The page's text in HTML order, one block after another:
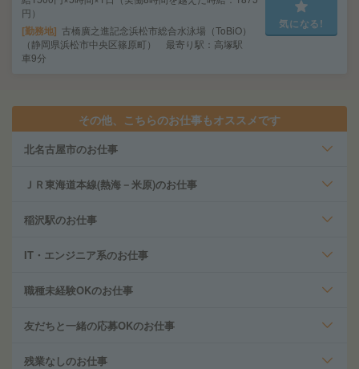
円）
勤務地
古橋廣之進記念浜松市総合水泳場（ToBiO）
（静岡県浜松市中央区篠原町） 最寄り駅：高塚駅
車9分
気になる!
その他、こちらのお仕事もオススメです
北名古屋市のお仕事
ＪＲ東海道本線(熱海－米原)のお仕事
稲沢駅のお仕事
IT・エンジニア系のお仕事
職種未経験OKのお仕事
友だちと一緒の応募OKのお仕事
残業なしのお仕事